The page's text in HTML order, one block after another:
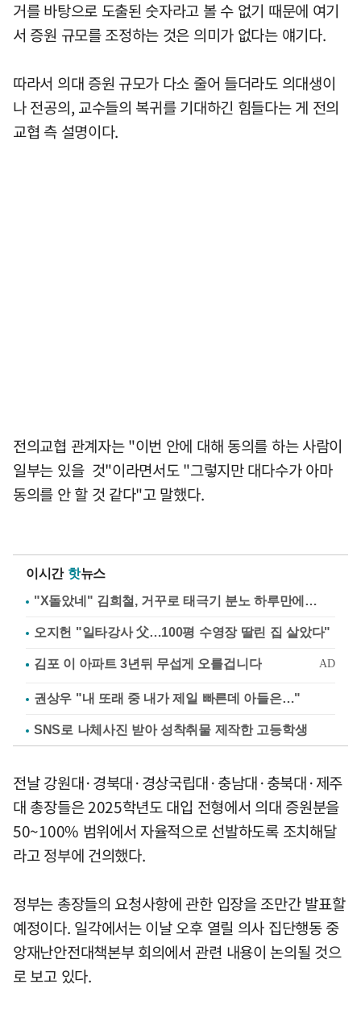
거를 바탕으로 도출된 숫자라고 볼 수 없기 때문에 여기
서 증원 규모를 조정하는 것은 의미가 없다는 얘기다.
따라서 의대 증원 규모가 다소 줄어 들더라도 의대생이
나 전공의, 교수들의 복귀를 기대하긴 힘들다는 게 전의
교협 측 설명이다.
전의교협 관계자는 "이번 안에 대해 동의를 하는 사람이
일부는 있을 것"이라면서도 "그렇지만 대다수가 아마
동의를 안 할 것 같다"고 말했다.
이시간 핫뉴스
"X돌았네" 김희철, 거꾸로 태극기 분노 하루만에…
오지헌 "일타강사 父…100평 수영장 딸린 집 살았다"
권상우 "내 또래 중 내가 제일 빠른데 아들은…"
SNS로 나체사진 받아 성착취물 제작한 고등학생
전날 강원대·경북대·경상국립대·충남대·충북대·제주
대 총장들은 2025학년도 대입 전형에서 의대 증원분을
50~100% 범위에서 자율적으로 선발하도록 조치해달
라고 정부에 건의했다.
정부는 총장들의 요청사항에 관한 입장을 조만간 발표할
예정이다. 일각에서는 이날 오후 열릴 의사 집단행동 중
앙재난안전대책본부 회의에서 관련 내용이 논의될 것으
로 보고 있다.